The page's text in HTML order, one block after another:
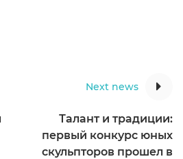
Next news
Талант и традиции:
первый конкурс юных
скульпторов прошел в